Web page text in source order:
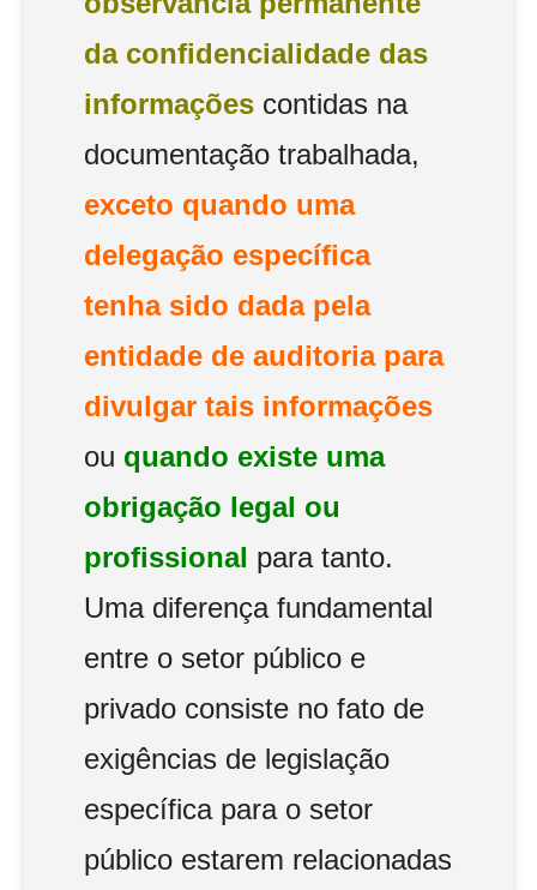
da confidencialidade das
informações contidas na
documentação trabalhada,
exceto quando uma
delegação específica
tenha sido dada pela
entidade de auditoria para
divulgar tais informações
ou quando existe uma
obrigação legal ou
profissional para tanto.
Uma diferença fundamental
entre o setor público e
privado consiste no fato de
exigências de legislação
específica para o setor
público estarem relacionadas